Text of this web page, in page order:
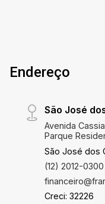
excelente opção
confortável,
família. Agende sua visita e venha conhecer
este excelente
Endereço
São José
Avenida
Parque
São José dos
(12) 2012-0300
Creci: 32226